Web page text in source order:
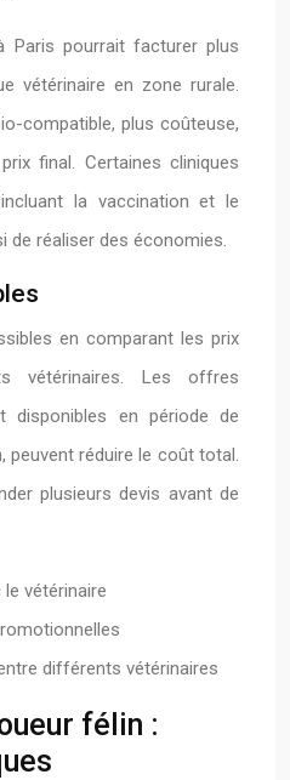
Paris pourrait facturer plus
vétérinaire en zone rurale.
compatible, plus coûteuse,
final. Certaines cliniques
la vaccination et le
de réaliser des économies.
en comparant les prix
vétérinaires. Les offres
disponibles en période de
peuvent réduire le coût total.
plusieurs devis avant de
vétérinaire
différents vétérinaires
félin :